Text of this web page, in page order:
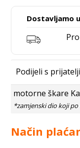
Dostavljamo
motorne škare
Način